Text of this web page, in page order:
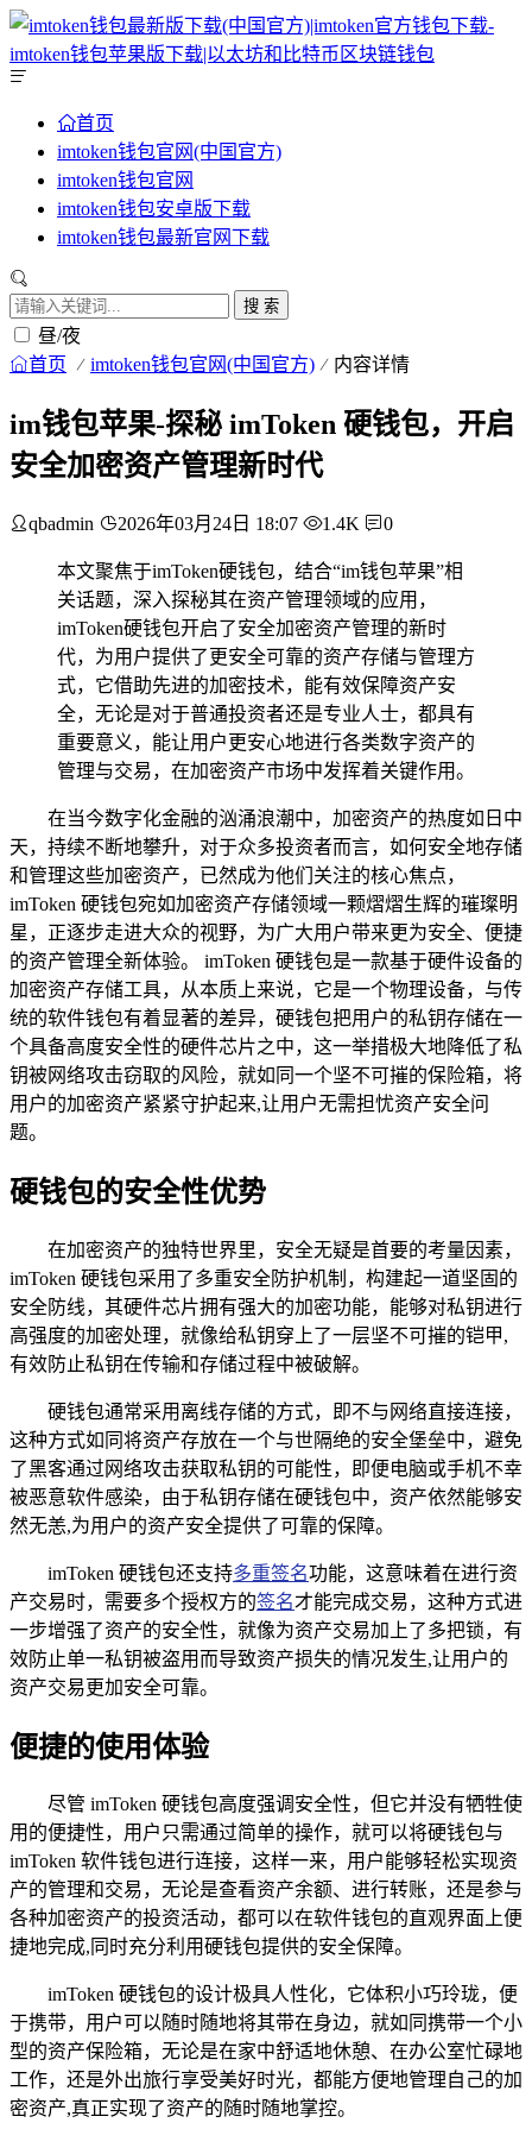
首页
imtoken钱包官网(中国官方)
imtoken钱包官网
imtoken钱包安卓版下载
imtoken钱包最新官网下载
搜 索
昼/夜
首页 imtoken钱包官网(中国官方) 内容详情
im钱包苹果-探秘 imToken 硬钱包，开启
安全加密资产管理新时代
qbadmin 2026年03月24日 18:07 1.4K 0
本文聚焦于imToken硬钱包，结合“im钱包苹果”相
关话题，深入探秘其在资产管理领域的应用，
imToken硬钱包开启了安全加密资产管理的新时
代，为用户提供了更安全可靠的资产存储与管理方
式，它借助先进的加密技术，能有效保障资产安
全，无论是对于普通投资者还是专业人士，都具有
重要意义，能让用户更安心地进行各类数字资产的
管理与交易，在加密资产市场中发挥着关键作用。
在当今数字化金融的汹涌浪潮中，加密资产的热度如日中
天，持续不断地攀升，对于众多投资者而言，如何安全地存储
和管理这些加密资产，已然成为他们关注的核心焦点，
imToken 硬钱包宛如加密资产存储领域一颗熠熠生辉的璀璨明
星，正逐步走进大众的视野，为广大用户带来更为安全、便捷
的资产管理全新体验。 imToken 硬钱包是一款基于硬件设备的
加密资产存储工具，从本质上来说，它是一个物理设备，与传
统的软件钱包有着显著的差异，硬钱包把用户的私钥存储在一
个具备高度安全性的硬件芯片之中，这一举措极大地降低了私
钥被网络攻击窃取的风险，就如同一个坚不可摧的保险箱，将
用户的加密资产紧紧守护起来,让用户无需担忧资产安全问
题。
硬钱包的安全性优势
在加密资产的独特世界里，安全无疑是首要的考量因素，
imToken 硬钱包采用了多重安全防护机制，构建起一道坚固的
安全防线，其硬件芯片拥有强大的加密功能，能够对私钥进行
高强度的加密处理，就像给私钥穿上了一层坚不可摧的铠甲,
有效防止私钥在传输和存储过程中被破解。
硬钱包通常采用离线存储的方式，即不与网络直接连接，
这种方式如同将资产存放在一个与世隔绝的安全堡垒中，避免
了黑客通过网络攻击获取私钥的可能性，即便电脑或手机不幸
被恶意软件感染，由于私钥存储在硬钱包中，资产依然能够安
然无恙,为用户的资产安全提供了可靠的保障。
imToken 硬钱包还支持多重签名功能，这意味着在进行资
产交易时，需要多个授权方的签名才能完成交易，这种方式进
一步增强了资产的安全性，就像为资产交易加上了多把锁，有
效防止单一私钥被盗用而导致资产损失的情况发生,让用户的
资产交易更加安全可靠。
便捷的使用体验
尽管 imToken 硬钱包高度强调安全性，但它并没有牺牲使
用的便捷性，用户只需通过简单的操作，就可以将硬钱包与
imToken 软件钱包进行连接，这样一来，用户能够轻松实现资
产的管理和交易，无论是查看资产余额、进行转账，还是参与
各种加密资产的投资活动，都可以在软件钱包的直观界面上便
捷地完成,同时充分利用硬钱包提供的安全保障。
imToken 硬钱包的设计极具人性化，它体积小巧玲珑，便
于携带，用户可以随时随地将其带在身边，就如同携带一个小
型的资产保险箱，无论是在家中舒适地休憩、在办公室忙碌地
工作，还是外出旅行享受美好时光，都能方便地管理自己的加
密资产,真正实现了资产的随时随地掌控。